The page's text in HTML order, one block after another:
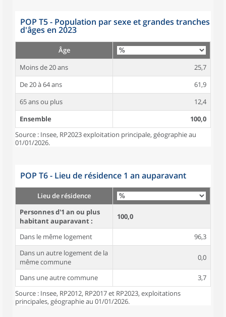
POP T5 - Population par sexe et grandes tranches
d'âges en 2023
Âge
Moins de 20 ans
25,7
De 20 à 64 ans
61,9
65 ans ou plus
12,4
Ensemble
100,0
Source : Insee, RP2023 exploitation principale, géographie au
01/01/2026.
POP T6 - Lieu de résidence 1 an auparavant
Lieu de résidence
Personnes d'1 an ou plus
habitant auparavant :
100,0
Dans le même logement
96,3
Dans un autre logement de la
même commune
0,0
Dans une autre commune
3,7
Source : Insee, RP2012, RP2017 et RP2023, exploitations
principales, géographie au 01/01/2026.